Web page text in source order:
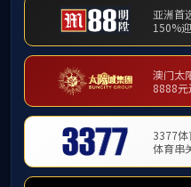
地址：中国山东